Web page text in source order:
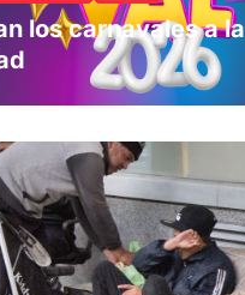
los carnavales a la